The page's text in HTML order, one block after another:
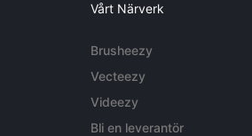
Vårt Närverk
Brusheezy
Vecteezy
Videezy
Bli en leverantör